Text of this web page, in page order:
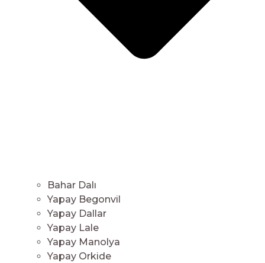
Bahar Dalı
Yapay Begonvil
Yapay Dallar
Yapay Lale
Yapay Manolya
Yapay Orkide